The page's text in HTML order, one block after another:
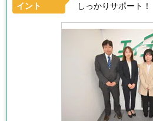
イント
しっかりサポート！